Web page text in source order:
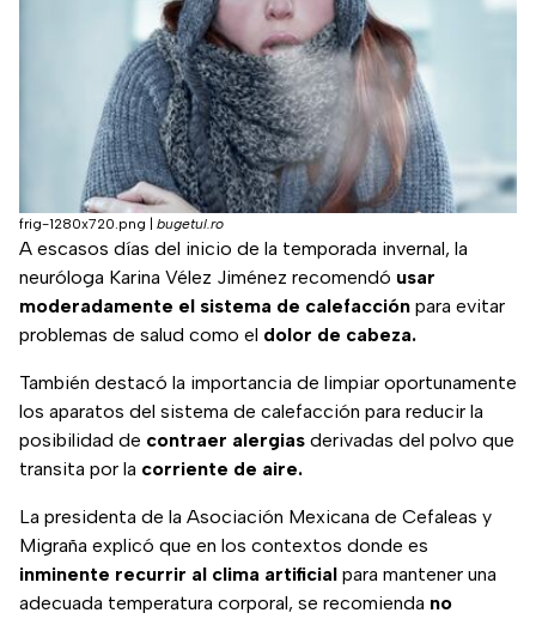
frig-1280x720.png bugetul.ro
A escasos días del inicio de la temporada invernal, la
neuróloga Karina Vélez Jiménez recomendó usar
moderadamente el sistema de calefacción para evitar
problemas de salud como el dolor de cabeza.
También destacó la importancia de limpiar oportunamente
los aparatos del sistema de calefacción para reducir la
posibilidad de contraer alergias derivadas del polvo que
transita por la corriente de aire.
La presidenta de la Asociación Mexicana de Cefaleas y
Migraña explicó que en los contextos donde es
inminente recurrir al clima artificial para mantener una
adecuada temperatura corporal, se recomienda no